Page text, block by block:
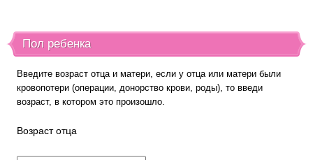
Пол ребенка
Введите возраст отца и матери, если у отца или матери были
кровопотери (операции, донорство крови, роды), то введи
возраст, в котором это произошло.
Возраст отца